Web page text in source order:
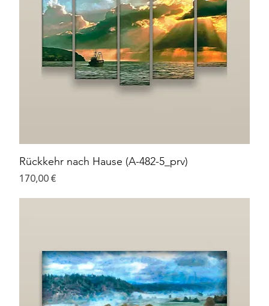
Rückkehr nach Hause (A-482-5_prv)
Preis
170,00 €